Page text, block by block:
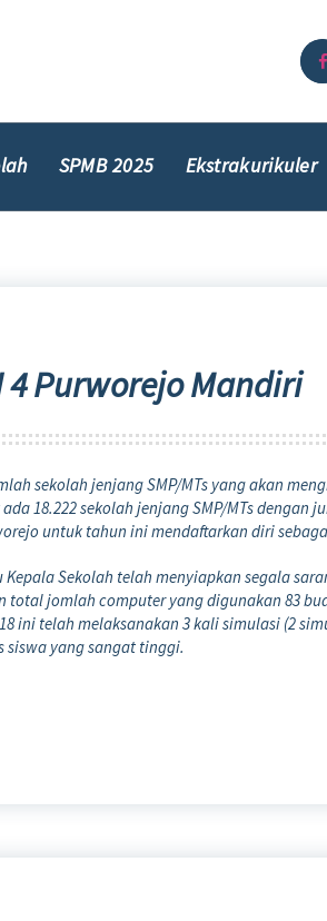
SPMB 2025 Ekstrakurikuler
4 Purworejo Mandiri
sekolah jenjang SMP/MTs yang akan
ada 18.222 sekolah jenjang SMP/MTs dengan
untuk tahun ini mendaftarkan diri
Kepala Sekolah telah menyiapkan segala
total jomlah computer yang digunakan 83
ini telah melaksanakan 3 kali simulasi (2
siswa yang sangat tinggi.